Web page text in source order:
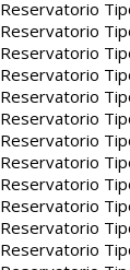
Reservatorio
Reservatorio
Reservatorio
Reservatorio
Reservatorio
Reservatorio
Reservatorio
Reservatorio
Reservatorio
Reservatorio
Reservatorio
Reservatorio